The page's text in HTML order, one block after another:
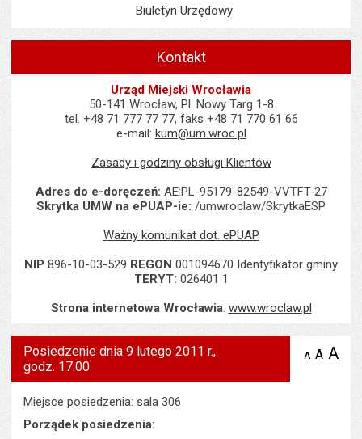
Biuletyn Urzędowy
Kontakt
Urząd Miejski Wrocławia
50-141 Wrocław, Pl. Nowy Targ 1-8
tel. +48 71 777 77 77, faks +48 71 770 61 66
e-mail: kum@um.wroc.pl
Zasady i godziny obsługi Klientów
Adres do e-doręczeń: AE:PL-95179-82549-VVTFT-27
Skrytka UMW na ePUAP-ie: /umwroclaw/SkrytkaESP
Ważny komunikat dot. ePUAP
NIP 896-10-03-529 REGON 001094670 Identyfikator gminy
TERYT: 026401 1
Strona internetowa Wrocławia: www.wroclaw.pl
Posiedzenie dnia 9 lutego 2011 r.,
godz. 17.00
A zmniejsz
A A
Miejsce posiedzenia: sala 306
Porządek posiedzenia: